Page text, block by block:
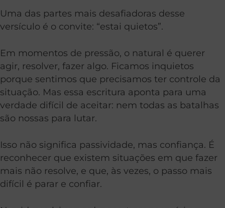
Uma das partes mais desafiadoras desse
versículo é o convite: “estai quietos”.
Em momentos de pressão, o natural é querer
agir, resolver, fazer algo. Ficamos inquietos
porque sentimos que precisamos ter controle da
situação. Mas essa escritura aponta para uma
verdade difícil de aceitar: nem todas as batalhas
são nossas para lutar.
Isso não significa passividade, mas confiança. É
reconhecer que existem situações em que fazer
mais não resolve, e que, às vezes, o passo mais
difícil é parar e confiar.